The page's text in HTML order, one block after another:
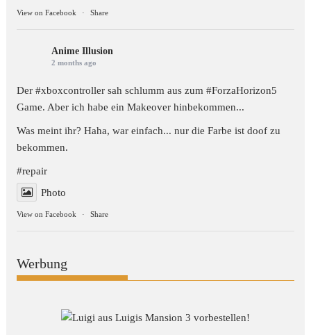
View on Facebook · Share
Anime Illusion
2 months ago
Der #xboxcontroller sah schlumm aus zum#ForzaHorizon5
Game. Aber ich habe ein Makeover hinbekommen...
Was meint ihr? Haha, war einfach... nur die Farbe ist doof zu
bekommen.
#repair
Photo
View on Facebook · Share
Werbung